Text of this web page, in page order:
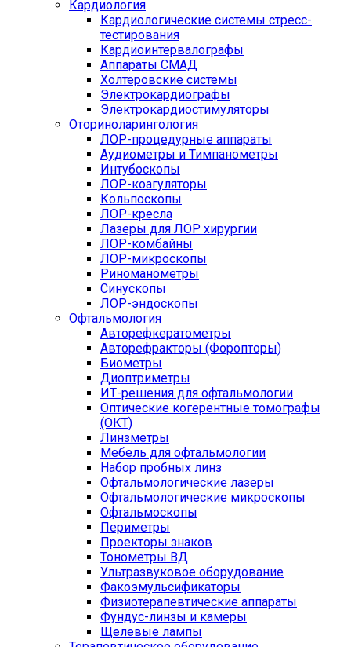
Кардиология
Кардиологические системы стресс-
тестирования
Кардиоинтервалографы
Аппараты СМАД
Холтеровские системы
Электрокардиографы
Электрокардиостимуляторы
Оториноларингология
ЛОР-процедурные аппараты
Аудиометры и Тимпанометры
Интубоскопы
ЛОР-коагуляторы
Кольпоскопы
ЛОР-кресла
Лазеры для ЛОР хирургии
ЛОР-комбайны
ЛОР-микроскопы
Риноманометры
Синускопы
ЛОР-эндоскопы
Офтальмология
Авторефкератометры
Авторефракторы (Форопторы)
Биометры
Диоптриметры
ИТ-решения для офтальмологии
Оптические когерентные томографы
(ОКТ)
Линзметры
Мебель для офтальмологии
Набор пробных линз
Офтальмологические лазеры
Офтальмологические микроскопы
Офтальмоскопы
Периметры
Проекторы знаков
Тонометры ВД
Ультразвуковое оборудование
Факоэмульсификаторы
Физиотерапевтические аппараты
Фундус-линзы и камеры
Щелевые лампы